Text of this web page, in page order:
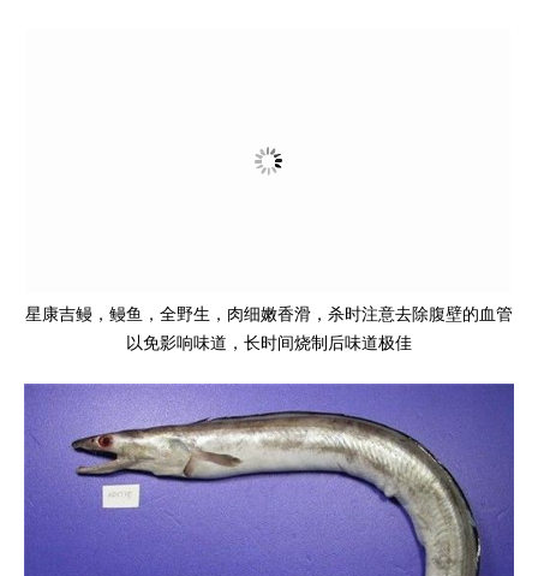
星康吉鳗，鳗鱼，全野生，肉细嫩香滑，杀时注意去除腹壁的血管
以免影响味道，长时间烧制后味道极佳